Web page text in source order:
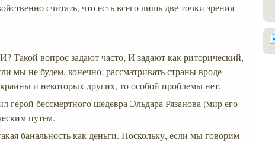
считать, что есть всего лишь две точки зрения –
Такой вопрос задают часто, И задают как риторический,
мы не будем, конечно, рассматривать страны вроде
и некоторых других, то особой проблемы нет.
герой бессмертного шедевра Эльдара Рязанова (мир его
путем.
банальность как деньги. Поскольку, если мы говорим